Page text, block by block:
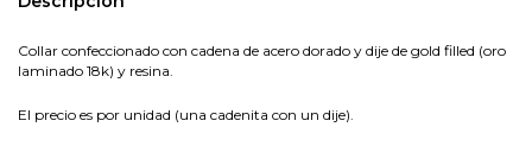
Collar confeccionado con cadena de acero dorado y dije de gold filled (oro
laminado 18k) y resina.
El precio es por unidad (una cadenita con un dije).